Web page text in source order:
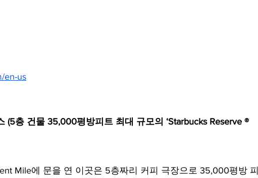
en-us
(5층 건물 35,000평방피트 최대 규모의 ‘Starbucks Reserve ®
Mile에 문을 연 이곳은 5층짜리 커피 극장으로 35,000평방 피